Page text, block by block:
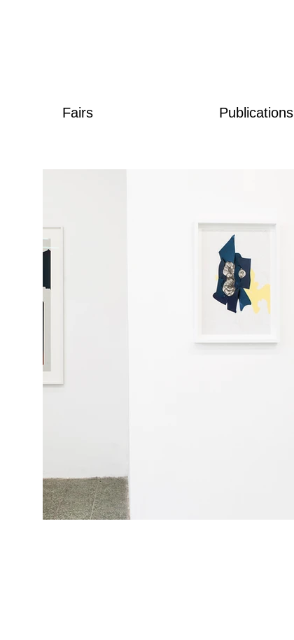
Fairs Publications